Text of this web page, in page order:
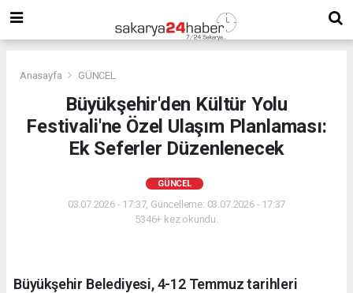
Anasayfa GÜNCEL
Büyükşehir'den Kültür Yolu
Festivali'ne Özel Ulaşım Planlaması:
Ek Seferler Düzenlenecek
GÜNCEL
03.07.2026 - 17:37, Güncelleme: 03.07.2026 - 17:37
5346+ kez okundu.
Büyükşehir Belediyesi, 4-12 Temmuz tarihleri